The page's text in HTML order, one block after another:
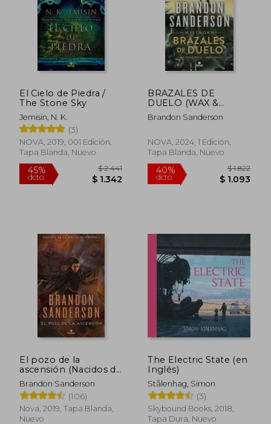
El Cielo de Piedra /
The Stone Sky
Jemisin, N. K.
(3)
NOVA, 2019, 001 Edición,
Tapa Blanda, Nuevo
BRAZALES DE
DUELO (WAX &
WAYNE 3)
Brandon Sanderson
NOVA, 2024, 1 Edición,
Tapa Blanda, Nuevo
El pozo de la
ascensión (Nacidos de
la bruma 2)
Brandon Sanderson
(106)
Nova, 2019, Tapa Blanda,
Nuevo
The Electric State (en
Inglés)
Stålenhag, Simon
(3)
Skybound Books, 2018,
Tapa Dura, Nuevo